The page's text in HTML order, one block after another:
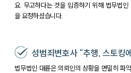
요. 무고하다는 것을 입증하기 위해 법무법
을 요청하셨습니다.
성범죄변호사 “추행, 스토킹
법무법인 대륜은 의뢰인의 상황을 면밀히 파